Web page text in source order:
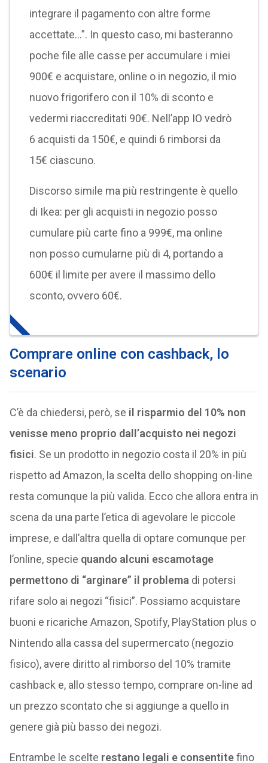
integrare il pagamento con altre forme
accettate…”. In questo caso, mi basteranno
poche file alle casse per accumulare i miei
900€ e acquistare, online o in negozio, il mio
nuovo frigorifero con il 10% di sconto e
vedermi riaccreditati 90€. Nell’app IO vedrò
6 acquisti da 150€, e quindi 6 rimborsi da
15€ ciascuno.
Discorso simile ma più restringente è quello
di Ikea: per gli acquisti in negozio posso
cumulare più carte fino a 999€, ma online
non posso cumularne più di 4, portando a
600€ il limite per avere il massimo dello
sconto, ovvero 60€.
Comprare online con cashback, lo
scenario
C’è da chiedersi, però, se il risparmio del 10% non
venisse meno proprio dall’acquisto nei negozi
fisici. Se un prodotto in negozio costa il 20% in più
rispetto ad Amazon, la scelta dello shopping on-line
resta comunque la più valida. Ecco che allora entra in
scena da una parte l’etica di agevolare le piccole
imprese, e dall’altra quella di optare comunque per
l’online, specie quando alcuni escamotage
permettono di “arginare” il problema di potersi
rifare solo ai negozi “fisici”. Possiamo acquistare
buoni e ricariche Amazon, Spotify, PlayStation plus o
Nintendo alla cassa del supermercato (negozio
fisico), avere diritto al rimborso del 10% tramite
cashback e, allo stesso tempo, comprare on-line ad
un prezzo scontato che si aggiunge a quello in
genere già più basso dei negozi.
Entrambe le scelte restano legali e consentitefino